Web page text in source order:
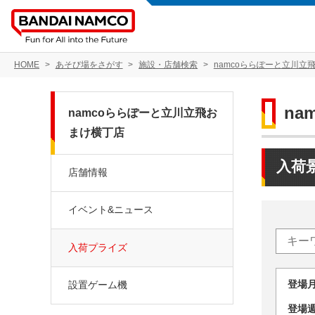
HOME あそび場をさがす 施設・店舗検索 namcoららぽーと立川立
入荷
登
登
namcoららぽーと立川立飛お
まけ横丁店
店舗情報
イベント&ニュース
入荷プライズ
設置ゲーム機